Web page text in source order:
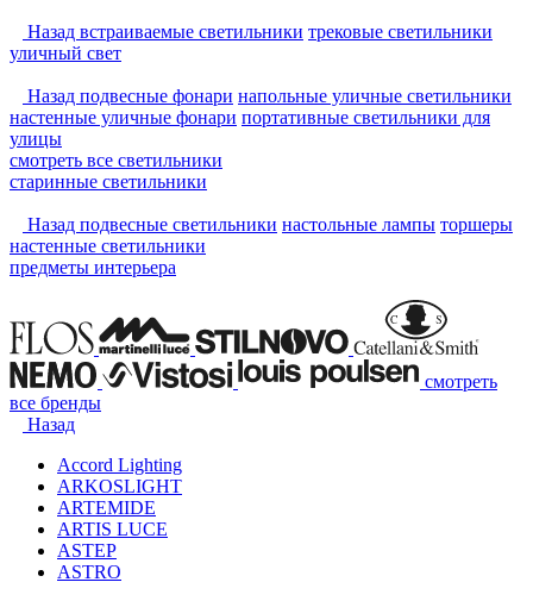
Назад встраиваемые светильники трековые светильники
уличный свет
Назад подвесные фонари напольные уличные светильники
настенные уличные фонари портативные светильники для
улицы
смотреть все светильники
старинные светильники
Назад подвесные светильники настольные лампы торшеры
настенные светильники
предметы интерьера
смотреть
все бренды
Назад
Accord Lighting
ARKOSLIGHT
ARTEMIDE
ARTIS LUCE
ASTEP
ASTRO